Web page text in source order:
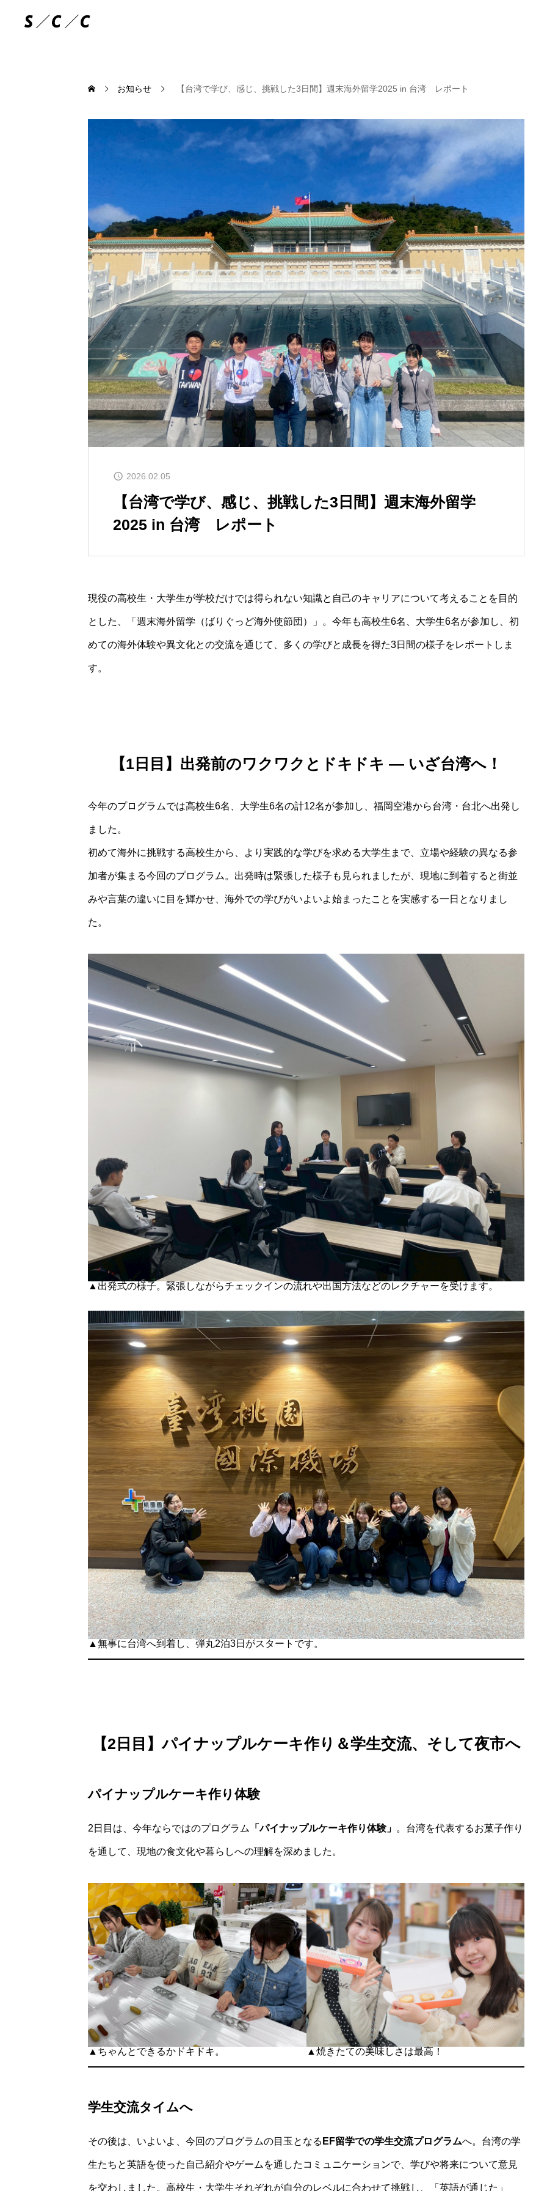
MESSAGE
人が減っても大丈夫な社
ENERGY
環境や経済エネルギーを
TECHNOLOGY
人が減っても大丈夫な仕
DESIGN
次の時代のデザインの役
NEWS
お知らせ、イベント告知
MEMBERS
メンバー一覧
note
人口減少の最前線からの
Q&A
お知らせ 【台湾で学び、感じ、挑戦した3日間】週末海外留学2025 in 台湾 レポート
2026.02.05
【台湾で学び、感じ、挑戦した3日間】週末海外留学
2025 in 台湾 レポート
現役の高校生・大学生が学校だけでは得られない知識と自己のキャリアについて考えることを目的
とした、「週末海外留学（ばりぐっど海外使節団）」。今年も高校生6名、大学生6名が参加し、初
めての海外体験や異文化との交流を通じて、多くの学びと成長を得た3日間の様子をレポートしま
す。
【1日目】出発前のワクワクとドキドキ — いざ台湾へ！
今年のプログラムでは高校生6名、大学生6名の計12名が参加し、福岡空港から台湾・台北へ出発し
ました。
初めて海外に挑戦する高校生から、より実践的な学びを求める大学生まで、立場や経験の異なる参
加者が集まる今回のプログラム。出発時は緊張した様子も見られましたが、現地に到着すると街並
みや言葉の違いに目を輝かせ、海外での学びがいよいよ始まったことを実感する一日となりまし
た。
▲出発式の様子。緊張しながらチェックインの流れや出国方法などのレクチャーを受けます。
▲無事に台湾へ到着し、弾丸2泊3日がスタートです。
【2日目】パイナップルケーキ作り＆学生交流、そして夜市へ
パイナップルケーキ作り体験
​2日目は、今年ならではのプログラム 「パイナップルケーキ作り体験」 。台湾を代表するお菓子作り
を通して、現地の食文化や暮らしへの理解を深めました。
▲ちゃんとできるかドキドキ。 ▲焼きたての美味しさは最高！
学生交流タイムへ
その後は、いよいよ、今回のプログラムの目玉となる EF留学での学生交流プログラムへ。台湾の学
生たちと英語を使った自己紹介やゲームを通したコミュニケーションで、学びや将来について意見
を交わしました。高校生・大学生それぞれが自分のレベルに合わせて挑戦し、「英語が通じた」